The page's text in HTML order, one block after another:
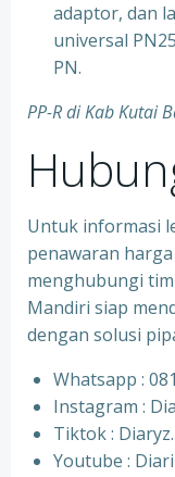
adaptor, dan
universal
PN.
PP-R di Kab Kutai
Untuk informasi
penawaran
menghubungi
Mandiri siap
dengan solusi
Whatsapp :
⁠Instagram :
⁠Tiktok :
⁠Youtube :